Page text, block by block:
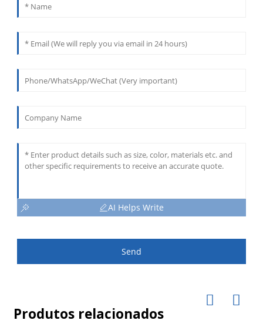
AI Helps Write
Send
Produtos relacionados